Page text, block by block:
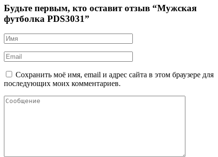
Будьте первым, кто оставит отзыв “Мужская
футболка PDS3031”
Сохранить моё имя, email и адрес сайта в этом браузере для
последующих моих комментариев.